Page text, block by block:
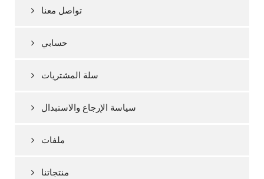
تواصل معنا
حسابي
سلة المشتريات
سياسة الإرجاع والاستبدال
ملفات
منتجاتنا